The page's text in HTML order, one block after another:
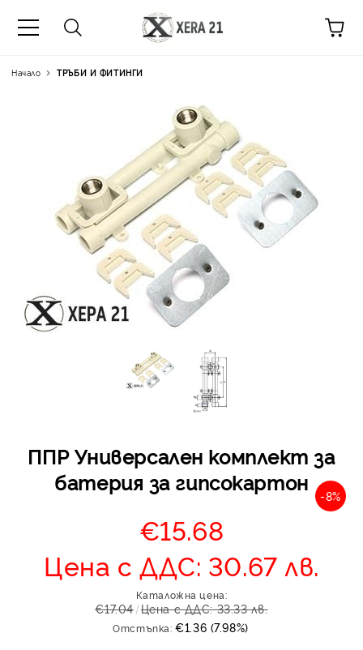
Начало ТРЪБИ И ФИТИНГИ
ППР Универсален комплект за
батерия за гипсокартон
-8%
€15.68
Цена с ДДС: 30.67 лв.
Каталожна цена:
€17.04 Цена с ДДС: 33.33 лв.
Отстъпка: €1.36 (7.98%)
Цена на продукта:
Отложено до 30 дни
оскъпяване. За
Плащане на 4 вноски.
от стойността на